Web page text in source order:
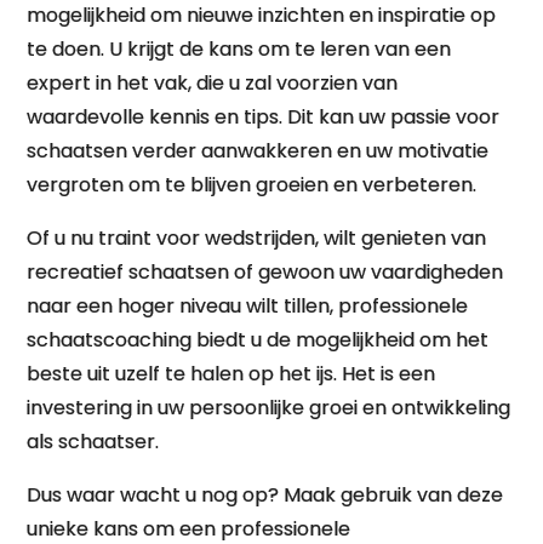
mogelijkheid om nieuwe inzichten en inspiratie op
te doen. U krijgt de kans om te leren van een
expert in het vak, die u zal voorzien van
waardevolle kennis en tips. Dit kan uw passie voor
schaatsen verder aanwakkeren en uw motivatie
vergroten om te blijven groeien en verbeteren.
Of u nu traint voor wedstrijden, wilt genieten van
recreatief schaatsen of gewoon uw vaardigheden
naar een hoger niveau wilt tillen, professionele
schaatscoaching biedt u de mogelijkheid om het
beste uit uzelf te halen op het ijs. Het is een
investering in uw persoonlijke groei en ontwikkeling
als schaatser.
Dus waar wacht u nog op? Maak gebruik van deze
unieke kans om een professionele